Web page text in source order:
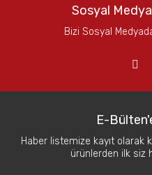
Sosyal Medya
Bizi Sosyal
E-
Haber listemize kayıt olarak
ürünlerden ilk siz